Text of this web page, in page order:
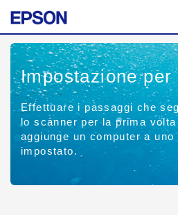
Impostazione per
Effettuare i passaggi che
lo scanner per la prima
aggiunge un computer a uno
impostato.